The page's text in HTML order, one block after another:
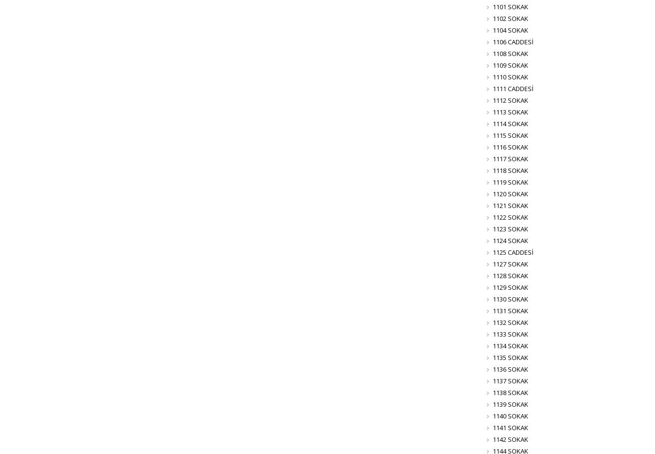
1101 SOKAK
1102 SOKAK
1104 SOKAK
1106 CADDESİ
1108 SOKAK
1109 SOKAK
1110 SOKAK
1111 CADDESİ
1112 SOKAK
1113 SOKAK
1114 SOKAK
1115 SOKAK
1116 SOKAK
1117 SOKAK
1118 SOKAK
1119 SOKAK
1120 SOKAK
1121 SOKAK
1122 SOKAK
1123 SOKAK
1124 SOKAK
1125 CADDESİ
1127 SOKAK
1128 SOKAK
1129 SOKAK
1130 SOKAK
1131 SOKAK
1132 SOKAK
1133 SOKAK
1134 SOKAK
1135 SOKAK
1136 SOKAK
1137 SOKAK
1138 SOKAK
1139 SOKAK
1140 SOKAK
1141 SOKAK
1142 SOKAK
1144 SOKAK